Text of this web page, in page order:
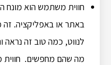
חווית משתמש הוא מונח
באתר או באפליקציה.
לנווט, כמה טוב זה
מה שהם מחפשים.